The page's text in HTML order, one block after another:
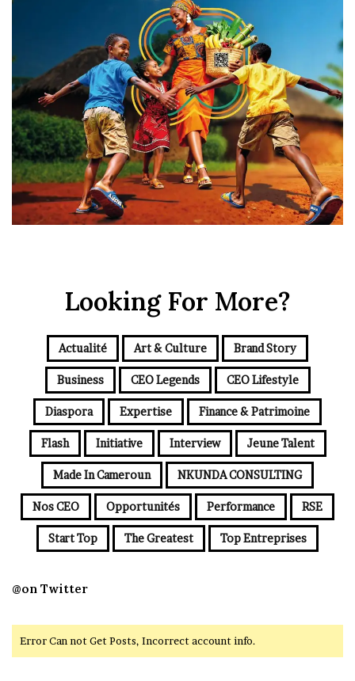
Looking For More?
Actualité Art & Culture Brand Story
Business CEO Legends CEO Lifestyle
Diaspora Expertise Finance & Patrimoine
Flash Initiative Interview Jeune Talent
Made In Cameroun NKUNDA CONSULTING
Nos CEO Opportunités Performance RSE
Start Top The Greatest Top Entreprises
@on Twitter
Error Can not Get Posts, Incorrect account info.